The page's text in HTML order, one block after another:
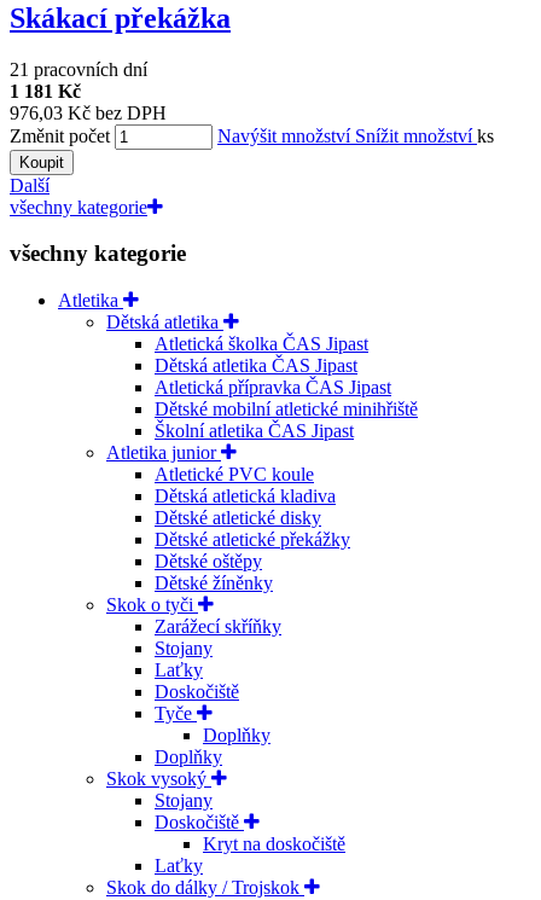
Skákací překážka
21 pracovních dní
1 181 Kč
976,03 Kč bez DPH
Změnit počet
Navýšit množství Snížit množstvíks
Koupit
Další
všechny kategorie
všechny kategorie
Atletika
Dětská atletika
Atletická školka ČAS Jipast
Dětská atletika ČAS Jipast
Atletická přípravka ČAS Jipast
Dětské mobilní atletické minihřiště
Školní atletika ČAS Jipast
Atletika junior
Atletické PVC koule
Dětská atletická kladiva
Dětské atletické disky
Dětské atletické překážky
Dětské oštěpy
Dětské žíněnky
Skok o tyči
Zarážecí skříňky
Stojany
Laťky
Doskočiště
Tyče
Doplňky
Doplňky
Skok vysoký
Stojany
Doskočiště
Kryt na doskočiště
Laťky
Skok do dálky / Trojskok